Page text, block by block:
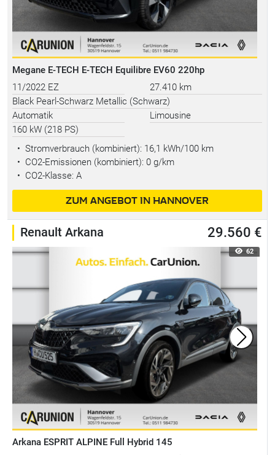
Megane E-TECH E-TECH Equilibre EV60 220hp
11/2022 EZ
27.410 km
Black Pearl-Schwarz Metallic (Schwarz)
Automatik
Limousine
160 kW (218 PS)
• Stromverbrauch (kombiniert): 16,1 kWh/100 km
• CO2-Emissionen (kombiniert): 0 g/km
• CO2-Klasse: A
ZUM ANGEBOT IN HANNOVER
Renault Arkana 29.560 €
62
Arkana ESPRIT ALPINE Full Hybrid 145